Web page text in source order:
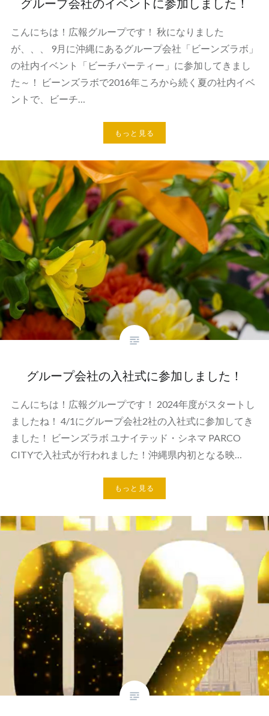
グループ会社のイベントに参加しました！
こんにちは！広報グループです！ 秋になりました
が、、、 9月に沖縄にあるグループ会社「ビーンズラボ」
の社内イベント「ビーチパーティー」に参加してきまし
た～！ ビーンズラボで2016年ころから続く夏の社内イベ
ントで、ビーチ…
もっと見る
グループ会社の入社式に参加しました！
こんにちは！広報グループです！ 2024年度がスタートし
ましたね！ 4/1にグループ会社2社の入社式に参加してき
ました！ ビーンズラボ ユナイテッド・シネマ PARCO
CITYで入社式が行われました！沖縄県内初となる映…
もっと見る